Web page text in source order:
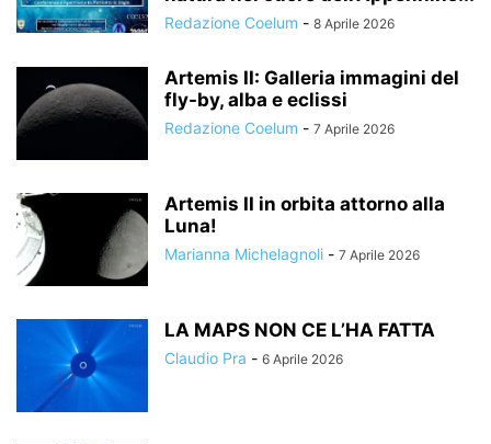
Redazione Coelum - 8 Aprile 2026
Artemis II: Galleria immagini del
fly-by, alba e eclissi
Redazione Coelum - 7 Aprile 2026
Artemis II in orbita attorno alla
Luna!
Marianna Michelagnoli - 7 Aprile 2026
LA MAPS NON CE L’HA FATTA
Claudio Pra - 6 Aprile 2026